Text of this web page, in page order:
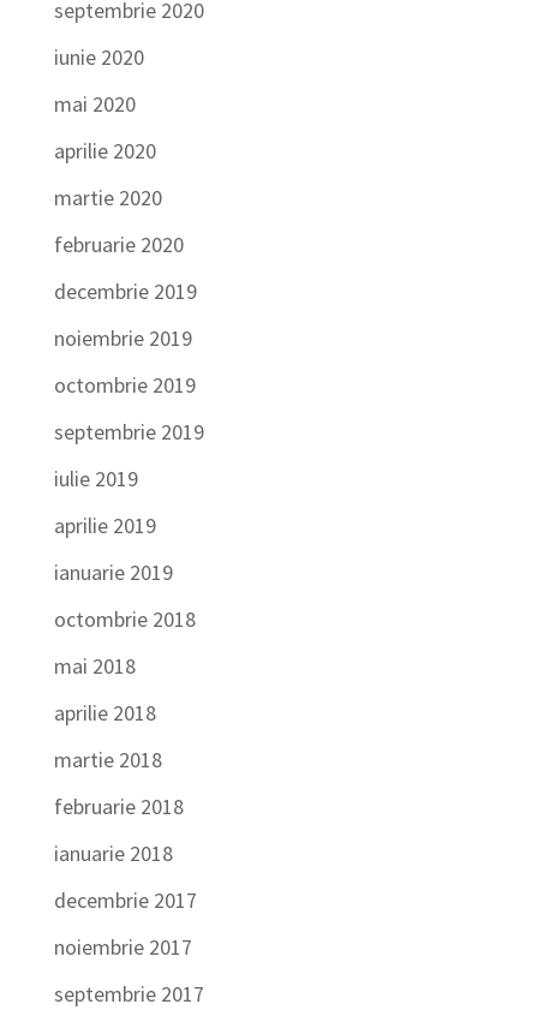
septembrie 2020
iunie 2020
mai 2020
aprilie 2020
martie 2020
februarie 2020
decembrie 2019
noiembrie 2019
octombrie 2019
septembrie 2019
iulie 2019
aprilie 2019
ianuarie 2019
octombrie 2018
mai 2018
aprilie 2018
martie 2018
februarie 2018
ianuarie 2018
decembrie 2017
noiembrie 2017
septembrie 2017